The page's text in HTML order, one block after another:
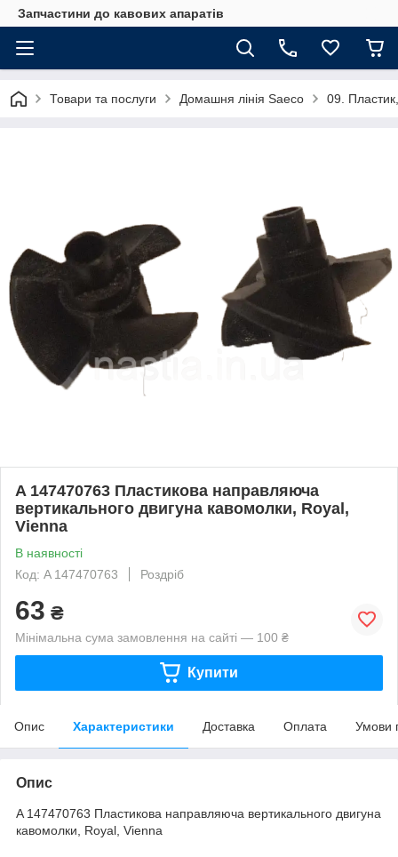
Запчастини до кавових апаратів
Товари та послуги Домашня лінія Saeco 09. Пластик,
A 147470763 Пластикова направляюча
вертикального двигуна кавомолки, Royal,
Vienna
В наявності
Код: A 147470763
Роздріб
63 ₴
Мінімальна сума замовлення на сайті — 100 ₴
Купити
Опис Характеристики Доставка Оплата Умови
Опис
A 147470763 Пластикова направляюча вертикального двигуна
кавомолки, Royal, Vienna